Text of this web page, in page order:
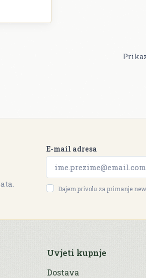
E-mail adresa
Dajem privolu za primanje
Uvjeti kupnje
Dostava